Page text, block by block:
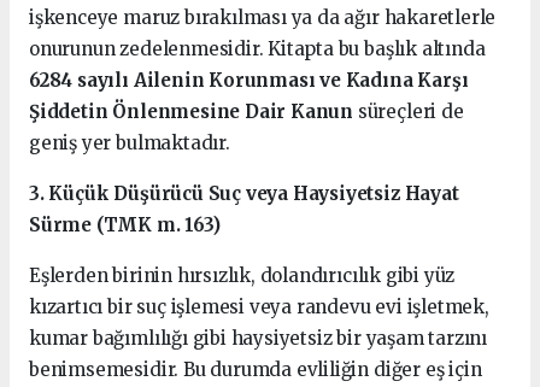
işkenceye maruz bırakılması ya da ağır hakaretlerle
onurunun zedelenmesidir. Kitapta bu başlık altında
6284 sayılı Ailenin Korunması ve Kadına Karşı
Şiddetin Önlenmesine Dair Kanun süreçleri de
geniş yer bulmaktadır.
3. Küçük Düşürücü Suç veya Haysiyetsiz Hayat
Sürme (TMK m. 163)
Eşlerden birinin hırsızlık, dolandırıcılık gibi yüz
kızartıcı bir suç işlemesi veya randevu evi işletmek,
kumar bağımlılığı gibi haysiyetsiz bir yaşam tarzını
benimsemesidir. Bu durumda evliliğin diğer eş için